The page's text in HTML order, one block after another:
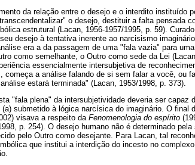
da relação entre o desejo e o interdito instituído
o desejo, destituir a falta pensada
estrutural (Lacan, 1956-1957/1995, p. 59).
desejo à tentativa inerente ao narcisismo
era a da passagem de uma "fala vazia" para
como semelhante, o Outro como sede da Lei
essencialmente intersubjetiva de
a análise falando de si sem falar a você, ou
estará terminada" (Lacan, 1953/1998, p. 373).
"fala plena" da intersubjetividade deveria ser capaz
submetido à lógica narcísica do imaginário. O final
visava a respeito da Fenomenologia do espírito
p. 254). O desejo humano não é determinado
pelo Outro como desejante. Para Lacan, tal
que institui a interdição do incesto no